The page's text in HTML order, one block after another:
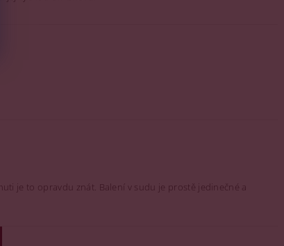
je to opravdu znát. Balení v sudu je prostě jedinečné a